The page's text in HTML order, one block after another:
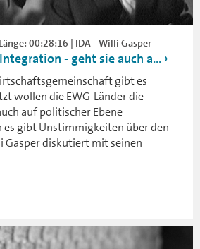
00:28:16 | IDA - Willi Gasper
- geht sie auch a...
gibt es
wollen die EWG-Länder die
auf politischer Ebene
es gibt Unstimmigkeiten über den
Gasper diskutiert mit seinen